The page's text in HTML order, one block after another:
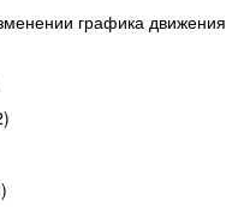
графика движения